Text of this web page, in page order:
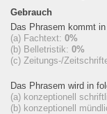
Gebrauch
Das Phrasem kommt
(a) Fachtext: 0%
(b) Belletristik: 0%
(c) Zeitungs-/
Das Phrasem wird in
(a) konzeptionell
(b) konzeptionell